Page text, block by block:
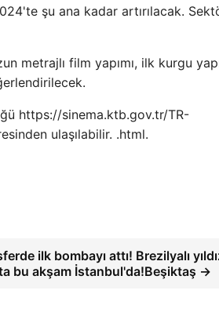
şu ana kadar artırılacak.
metrajlı film yapımı, ilk kurgu
https://sinema.ktb.gov.tr/TR-
ulaşılabilir. .html.
ilk bombayı attı! Brezilyalı
bu akşam İstanbul'da!Beşiktaş →